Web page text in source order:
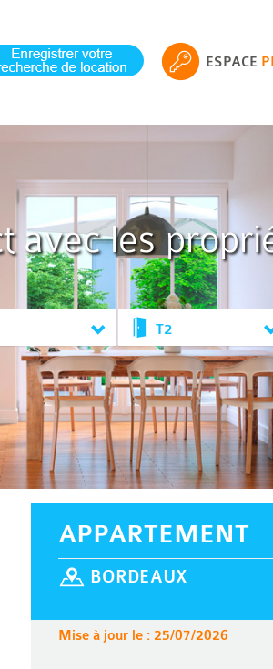
ESPACE
avec les
T2
APPARTEMENT
BORDEAUX
Mise à jour le : 25/07/2026